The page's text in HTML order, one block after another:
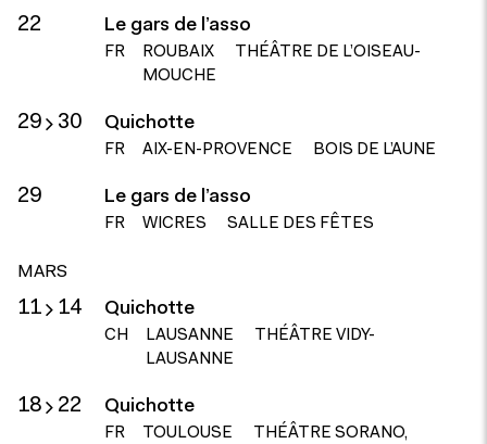
22 Le gars de l’asso
FR ROUBAIX
THÉÂTRE DE L’OISEAU-
MOUCHE
29 30 Quichotte
FR AIX-EN-PROVENCE BOIS DE L’AUNE
29 Le gars de l’asso
FR WICRES SALLE DES FÊTES
MARS
11 14 Quichotte
CH LAUSANNE
THÉÂTRE VIDY-
LAUSANNE
18 22 Quichotte
FR TOULOUSE
THÉÂTRE SORANO,